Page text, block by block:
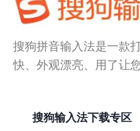
搜狗拼音输入法是一款
快、外观漂亮、用了让
搜狗输入法下载专区